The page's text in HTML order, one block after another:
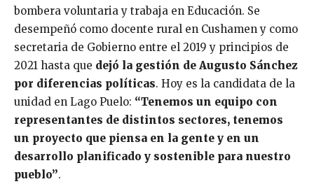
bombera voluntaria y trabaja en Educación. Se
desempeñó como docente rural en Cushamen y como
secretaria de Gobierno entre el 2019 y principios de
2021 hasta que dejó la gestión de Augusto Sánchez
por diferencias políticas. Hoy es la candidata de la
unidad en Lago Puelo: “Tenemos un equipo con
representantes de distintos sectores, tenemos
un proyecto que piensa en la gente y en un
desarrollo planificado y sostenible para nuestro
pueblo”.